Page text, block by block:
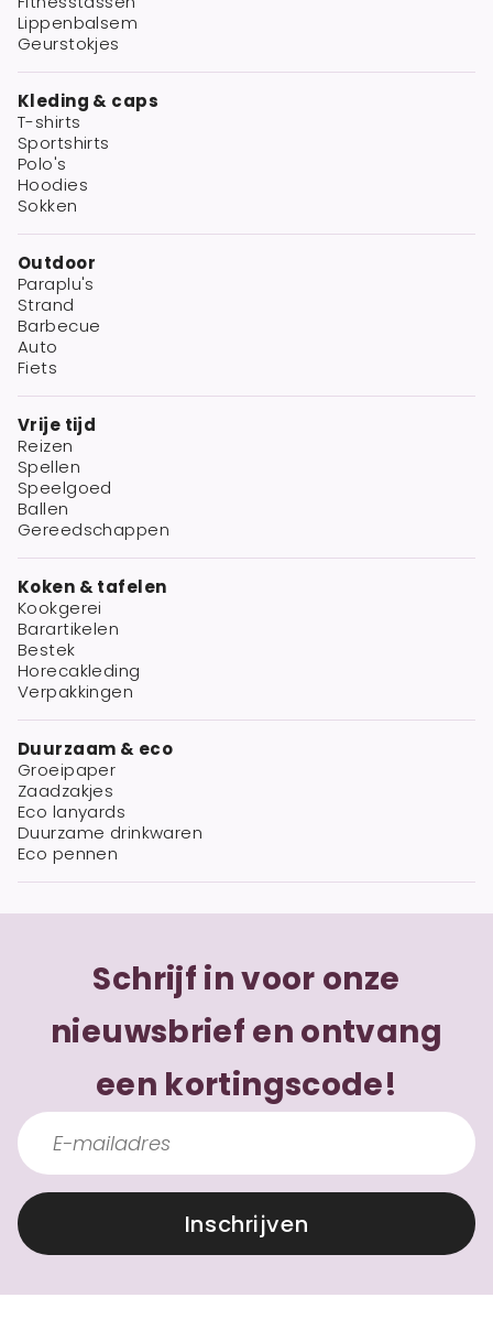
Lippenbalsem
Geurstokjes
Kleding & caps
T-shirts
Sportshirts
Polo's
Hoodies
Sokken
Outdoor
Paraplu's
Strand
Barbecue
Auto
Fiets
Vrije tijd
Reizen
Spellen
Speelgoed
Ballen
Gereedschappen
Koken & tafelen
Kookgerei
Barartikelen
Bestek
Horecakleding
Verpakkingen
Duurzaam & eco
Groeipaper
Zaadzakjes
Eco lanyards
Duurzame drinkwaren
Eco pennen
Schrijf in voor onze
nieuwsbrief en ontvang
een kortingscode!
Inschrijven